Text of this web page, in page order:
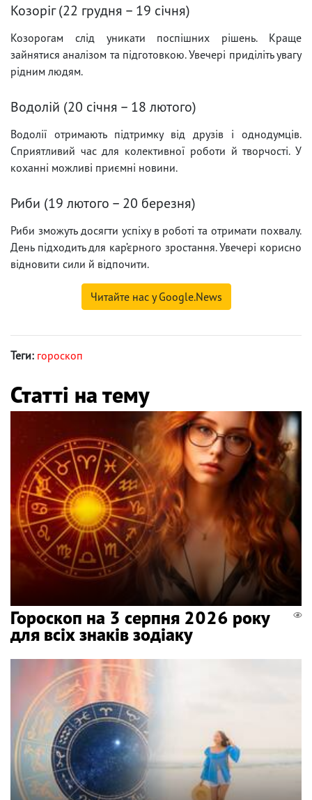
Козоріг (22 грудня – 19 січня)
Козорогам слід уникати поспішних рішень. Краще
зайнятися аналізом та підготовкою. Увечері приділіть увагу
рідним людям.
Водолій (20 січня – 18 лютого)
Водолії отримають підтримку від друзів і однодумців.
Сприятливий час для колективної роботи й творчості. У
коханні можливі приємні новини.
Риби (19 лютого – 20 березня)
Риби зможуть досягти успіху в роботі та отримати похвалу.
День підходить для кар’єрного зростання. Увечері корисно
відновити сили й відпочити.
Читайте нас у Google.News
Теги: гороскоп
Статті на тему
Гороскоп на 3 серпня 2026 року
для всіх знаків зодіаку